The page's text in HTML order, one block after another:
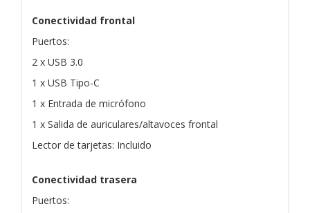
Conectividad frontal
Puertos:
2 x USB 3.0
1 x USB Tipo-C
1 x Entrada de micrófono
1 x Salida de auriculares/altavoces frontal
Lector de tarjetas: Incluido
Conectividad trasera
Puertos: